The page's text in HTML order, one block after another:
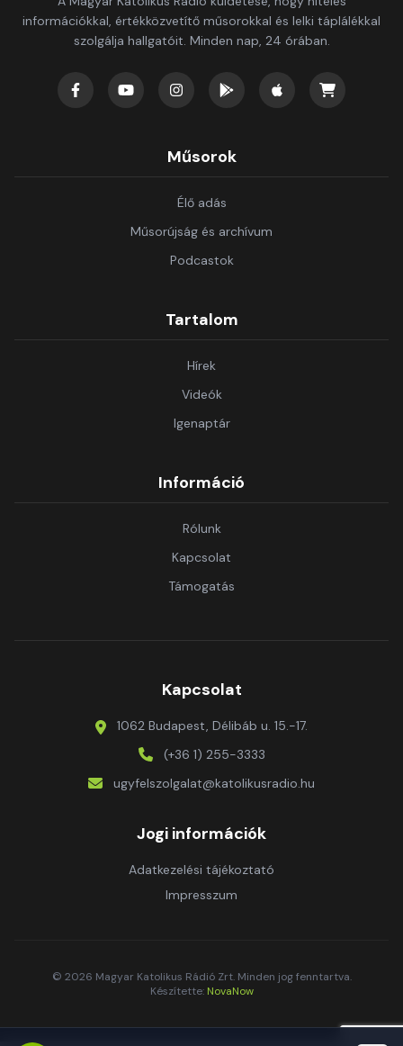
információkkal, értékközvetítő műsorokkal és lelki táplálékkal
szolgálja hallgatóit. Minden nap, 24 órában.
Műsorok
Élő adás
Műsorújság és archívum
Podcastok
Tartalom
Hírek
Videók
Igenaptár
Információ
Rólunk
Kapcsolat
Támogatás
Kapcsolat
1062 Budapest, Délibáb u. 15.-17.
(+36 1) 255-3333
ugyfelszolgalat@katolikusradio.hu
Jogi információk
Adatkezelési tájékoztató
Impresszum
© 2026 Magyar Katolikus Rádió Zrt. Minden jog fenntartva.
Készítette: NovaNow